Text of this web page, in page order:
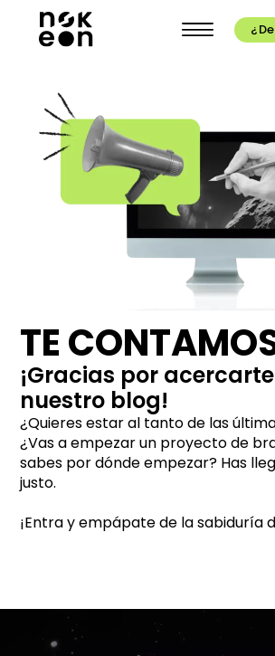
TE
¡Gracias por
nuestro blog!
¿Quieres estar al tanto de las
¿Vas a empezar un proyecto de
sabes por dónde empezar? Has
justo.
¡Entra y empápate de la sabiduría